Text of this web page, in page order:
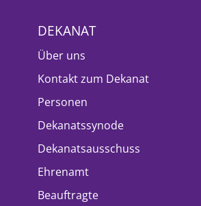
DEKANAT
Über uns
Kontakt zum Dekanat
Personen
Dekanatssynode
Dekanatsausschuss
Ehrenamt
Beauftragte